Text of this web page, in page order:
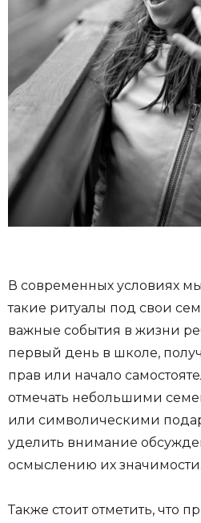
В современных условиях
такие ритуалы под свои
важные события в жизни
первый день в школе,
прав или начало
отмечать небольшими
или символическими
уделить внимание
осмыслению их значимости.
Также стоит отметить, что